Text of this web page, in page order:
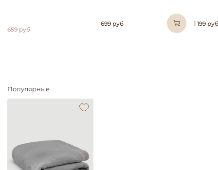
659 руб
699 руб 1 199 руб
Популярные